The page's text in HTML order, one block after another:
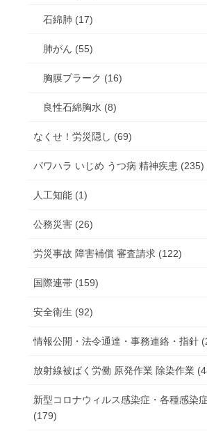
石綿肺 (17)
肺がん (55)
胸膜プラーク (16)
良性石綿胸水 (8)
なくせ！労災隠し (69)
パワハラ いじめ うつ病 精神疾患 (235)
人工知能 (1)
公務災害 (26)
労災事故 障害補償 審査請求 (122)
国際連帯 (159)
安全衛生 (92)
情報公開・法令通達・事務連絡・指針
放射線被ばく労働 原発作業 除染作業
新型コロナウィルス感染症・各種感染症
(179)